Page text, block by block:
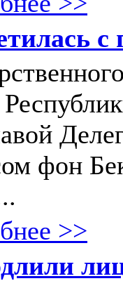
с
фон
>>